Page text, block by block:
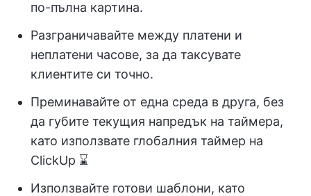
по-пълна картина.
Разграничавайте между платени и
неплатени часове, за да таксувате
клиентите си точно.
Преминавайте от една среда в друга, без
да губите текущия напредък на таймера,
като използвате глобалния таймер на
ClickUp ⌛
Използвайте готови шаблони, като